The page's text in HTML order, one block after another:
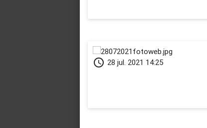
schedule 28 jul. 2021 14:25